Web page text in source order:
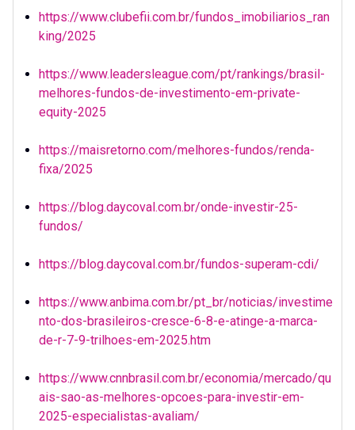
https://www.clubefii.com.br/fundos_imobiliarios_ran
king/2025
https://www.leadersleague.com/pt/rankings/brasil-
melhores-fundos-de-investimento-em-private-
equity-2025
https://maisretorno.com/melhores-fundos/renda-
fixa/2025
https://blog.daycoval.com.br/onde-investir-25-
fundos/
https://blog.daycoval.com.br/fundos-superam-cdi/
https://www.anbima.com.br/pt_br/noticias/investime
nto-dos-brasileiros-cresce-6-8-e-atinge-a-marca-
de-r-7-9-trilhoes-em-2025.htm
https://www.cnnbrasil.com.br/economia/mercado/qu
ais-sao-as-melhores-opcoes-para-investir-em-
2025-especialistas-avaliam/